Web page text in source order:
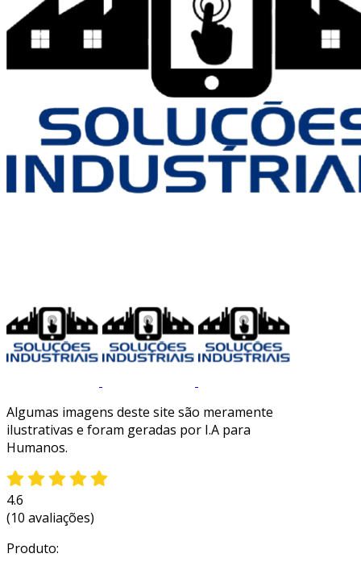
Algumas imagens deste site são meramente
ilustrativas e foram geradas por I.A para
Humanos.
4.6
(10 avaliações)
Produto: